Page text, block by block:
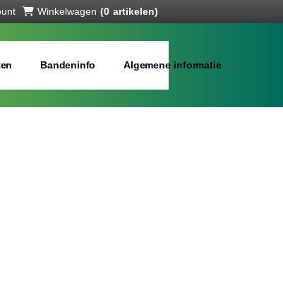
Winkelwagen (0 artikelen)
Bandeninfo Algemene informatie